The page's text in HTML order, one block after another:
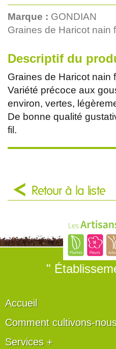
Marque : GONDIAN
Graines de Haricot nain
Descriptif du
Graines de Haricot nain
Variété précoce aux
environ, vertes,
De bonne qualité
fil.
Retour à la liste
"
Accueil
Comment cultivons-
Services +